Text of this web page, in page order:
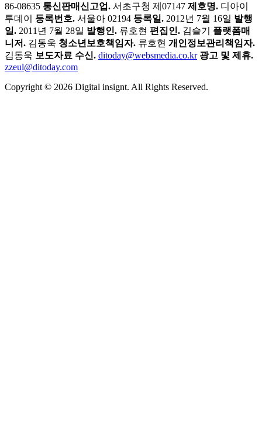
86-08635 통신판매신고업. 서초구청 제07147 제호명. 디아이
투데이
등록번호. 서울아 02194 등록일. 2012년 7월 16일 발행
일. 2011년 7월 28일 발행인. 류호현 편집인. 김슬기
플랫폼매
니저. 김동욱 청소년보호책임자. 류호현 개인정보관리책임자.
김동욱 보도자료 수신. ditoday@websmedia.co.kr 광고 및 제휴.
zzeul@ditoday.com
Copyright © 2026 Digital insignt. All Rights Reserved.